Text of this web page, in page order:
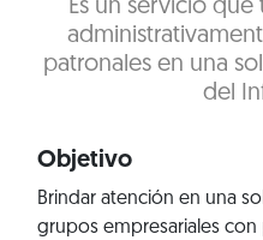
Es un servicio
patronales en una
del
Objetivo
Brindar atención en una
grupos empresariales